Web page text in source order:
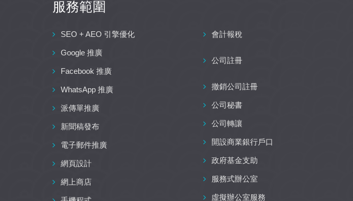
服務範圍
SEO + AEO 引擎優化
Google 推廣
Facebook 推廣
WhatsApp 推廣
派傳單推廣
新聞稿發布
電子郵件推廣
網頁設計
網上商店
會計報稅
公司註冊
撤銷公司註冊
公司秘書
公司轉讓
開設商業銀行戶口
政府基金支助
服務式辦公室
虛擬辦公室服務